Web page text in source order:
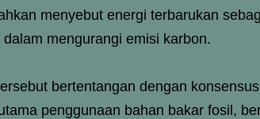
menyebut energi terbarukan
mengurangi emisi karbon.
bertentangan dengan
penggunaan bahan bakar fosil,